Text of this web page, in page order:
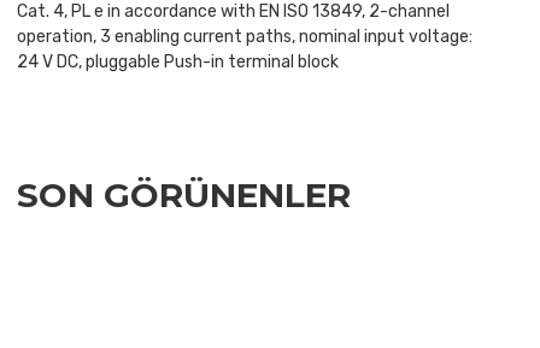
Cat. 4, PL e in accordance with EN ISO 13849, 2-channel
operation, 3 enabling current paths, nominal input voltage:
24 V DC, pluggable Push-in terminal block
SON GÖRÜNENLER